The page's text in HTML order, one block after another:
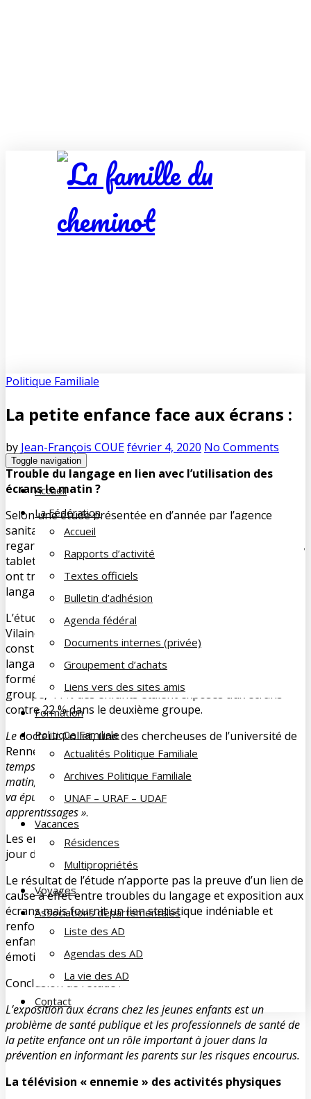
Toggle navigation
Accueil
La Fédération
Accueil
Rapports d’activité
Textes officiels
Bulletin d’adhésion
Agenda fédéral
Documents internes (privée)
Groupement d’achats
Liens vers des sites amis
Formation
Politique Familiale
Actualités Politique Familiale
Archives Politique Familiale
UNAF – URAF – UDAF
Vacances
Résidences
Multipropriétés
Voyages
Associations départementales
Liste des AD
Agendas des AD
La vie des AD
Contact
Politique Familiale
La petite enfance face aux écrans :
by Jean-François COUEfévrier 4, 2020 No Comments
Trouble du langage en lien avec l’utilisation des
écrans le matin ?
Selon une étude présentée en d’année par l’agence
sanitaireS antépublique
regardent le matin des écrans (télévision, console de jeux,
tablette, smartphone, ordinateur) avant d’aller à l’école
ont trois fois plus de risque d’avoir des troubles du
langage.
L’étude a porté sur deux groupes d’enfants en Ille-et-
Vilaine, âgés de 3 ans et demi à 6 ans et demi, le premier
constitué de ceux atteints de troubles primaires du
langage (i.e. Non liés à une cause connue) le second
formé d’enfant n’en présentant aucun. Dans premier
groupe, 44 % des enfants étaient exposés aux écrans
contre 22 % dans le deuxième groupe.
Ledocteur Collet, une des chercheuses de l’université de
Rennes à l’origine de l’étude indique que
temps passé devant les écrans, en moyenne vingt minutes le
matin, mais le moment de la journée qui a un impact ….Cela
va épuiser leur attention et les rendre moins aptes aux
apprentissages ».
Les enfants concernés passaient en moyenne 1 h 15 par
jour devant un écran.
Le résultat de l’étude n’apporte pas la preuve d’un lien de
cause à effet entre troubles du langage et exposition aux
écrans mais fournit un lien statistique indéniable et
renforce d’autres travaux démontrant que les jeunes
enfants exposés aux écrans ont moins d’interactions
émotionnelles avec leur entourage.
Conclusion de l’étude :
L’exposition aux écrans chez les jeunes enfants est un
problème de santé publique et les professionnels de santé de
la petite enfance ont un rôle important à jouer dans la
prévention en informant les parents sur les risques encourus.
La télévision « ennemie » des activités physiques